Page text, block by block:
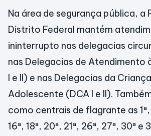
Na área de segurança pública, a
Distrito Federal mantém
ininterrupto nas delegacias
nas Delegacias de Atendimento
I e II) e nas Delegacias da
Adolescente (DCA I e II).
como centrais de flagrante as 1ª,
16ª, 18ª, 20ª, 21ª, 26ª, 27ª, 30ª e